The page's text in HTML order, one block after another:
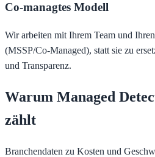
Co-managtes Modell
Wir arbeiten mit Ihrem Team und
(MSSP/Co-Managed), statt sie zu
und Transparenz.
Warum Managed
zählt
Branchendaten zu Kosten und